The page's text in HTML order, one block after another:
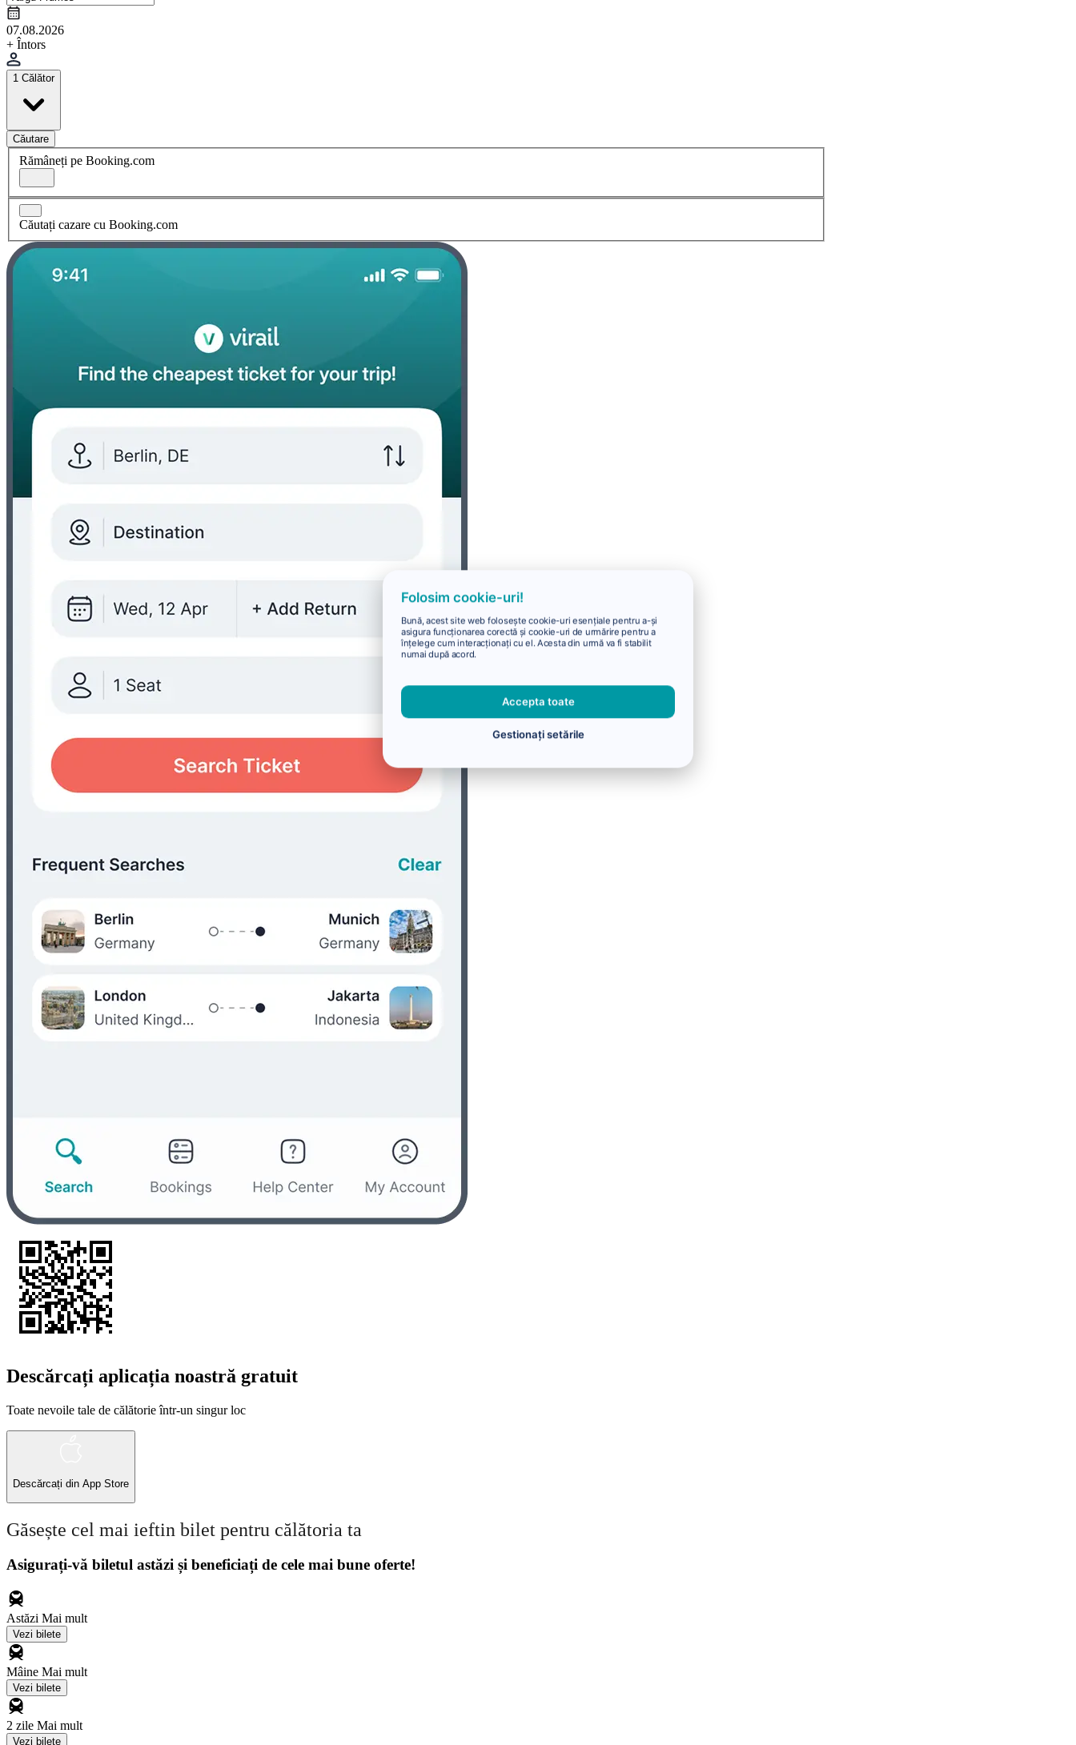
07.08.2026
+ Întors
1 Călător
Căutare
Rămâneți pe Booking.com
Căutați cazare cu Booking.com
Descărcați aplicația noastră gratuit
Toate nevoile tale de călătorie într-un singur loc
Descărcați din App Store
Găsește cel mai ieftin bilet pentru călătoria ta
Asigurați-vă biletul astăzi și beneficiați de cele mai bune oferte!
Astăzi Mai mult
Vezi bilete
Mâine Mai mult
Vezi bilete
2 zile Mai mult
Vezi bilete
Folosim cookie-uri!
Bună, acest site web folosește cookie-uri esențiale pentru a-și
asigura funcționarea corectă și cookie-uri de urmărire pentru a
înțelege cum interacționați cu el. Acesta din urmă va fi stabilit
numai după acord.
Accepta toate
Gestionați setările